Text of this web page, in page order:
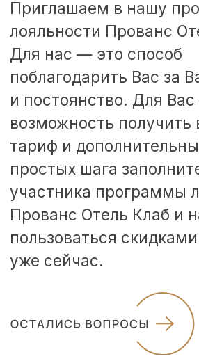
СМОТРЕТЬ
ПРОГРАММА ЛОЯЛЬНОСТИ
БЛОГ
ПИТАНИЕ
СПА
ПОМОЧЬ С БРОНИРОВАНИЕМ
КАК НАС НАЙТИ?